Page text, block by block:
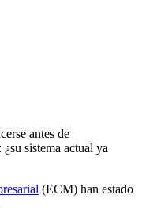
antes de
sistema actual ya
(ECM) han estado